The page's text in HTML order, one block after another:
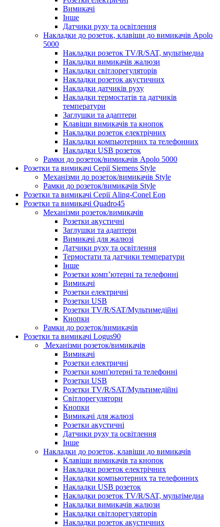
Вимикачі
Інше
Датчики руху та освітлення
Накладки до розеток, клавіши до вимикачів Apolo
5000
Накладки розеток TV/R/SAT, мультімедиа
Накладки вимикачів жалюзи
Накладки світлорегуляторів
Накладки розеток акустичних
Накладки датчиків руху
Накладки термостатів та датчиків
температури
Заглушки та адаптери
Клавіши вимикачів та кнопок
Накладки розеток електрічних
Накладки компьютерних та телефонних
Накладки USB розеток
Рамки до розеток/вимикачів Apolo 5000
Розетки та вимикачі Серії Siemens Style
Механізми до розеток/вимикачів Style
Рамки до розеток/вимикачів Style
Розетки та вимикачі Серії Aling-Conel Eon
Розетки та вимикачі Quadro45
Механізми розеток/вимикачів
Розетки акустичні
Заглушки та адаптери
Вимикачі для жалюзі
Датчики руху та освітлення
Термостати та датчики температури
Інше
Розетки комп’ютерні та телефонні
Вимикачі
Розетки електричні
Розетки USB
Розетки TV/R/SAT/Мультимедійні
Кнопки
Рамки до розеток/вимикачів
Розетки та вимикачі Logus90
Механізми розеток/вимикачів
Вимикачі
Розетки електричні
Розетки комп'ютерні та телефонні
Розетки USB
Розетки TV/R/SAT/Мультимедійні
Світлорегулятори
Кнопки
Вимикачі для жалюзі
Розетки акустичні
Датчики руху та освітлення
Інше
Накладки до розеток, клавіши до вимикачів
Клавіши вимикачів та кнопок
Накладки розеток електрічних
Накладки компьютерних та телефонних
Накладки USB розеток
Накладки розеток TV/R/SAT, мультімедиа
Накладки вимикачів жалюзи
Накладки світлорегуляторів
Накладки розеток акустичних